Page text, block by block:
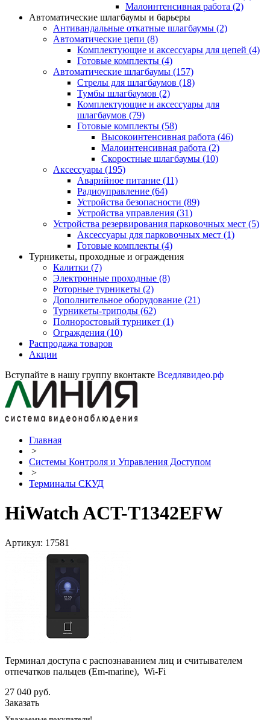
Малоинтенсивная работа (2)
Автоматические шлагбаумы и барьеры
Антивандальные откатные шлагбаумы (2)
Автоматические цепи (8)
Комплектующие и аксессуары для цепей (4)
Готовые комплекты (4)
Автоматические шлагбаумы (157)
Стрелы для шлагбаумов (18)
Тумбы шлагбаумов (2)
Комплектующие и аксессуары для
шлагбаумов (79)
Готовые комплекты (58)
Высокоинтенсивная работа (46)
Малоинтенсивная работа (2)
Скоростные шлагбаумы (10)
Аксессуары (195)
Аварийное питание (11)
Радиоуправление (64)
Устройства безопасности (89)
Устройства управления (31)
Устройства резервирования парковочных мест (5)
Аксессуары для парковочных мест (1)
Готовые комплекты (4)
Турникеты, проходные и ограждения
Калитки (7)
Электронные проходные (8)
Роторные турникеты (2)
Дополнительное оборудование (21)
Турникеты-триподы (62)
Полноростовый турникет (1)
Ограждения (10)
Распродажа товаров
Акции
Вступайте в нашу группу вконтакте Вседлявидео.рф
Главная
>
Системы Контроля и Управления Доступом
>
Терминалы СКУД
HiWatch ACT-T1342EFW
Артикул: 17581
Терминал доступа с распознаванием лиц и считывателем
отпечатков пальцев (Em-marine), Wi-Fi
27 040 руб.
Заказать